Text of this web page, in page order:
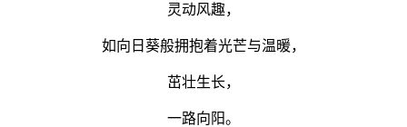
灵动风趣，
如向日葵般拥抱着光芒与温暖，
茁壮生长，
一路向阳。